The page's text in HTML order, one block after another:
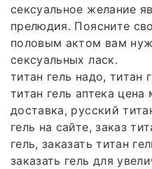
сексуальное желание
прелюдия. Поясните
половым актом вам
сексуальных ласк.
титан гель надо, титан
титан гель аптека цена
доставка, русский
гель на сайте, заказ
гель, заказать титан
заказать гель для